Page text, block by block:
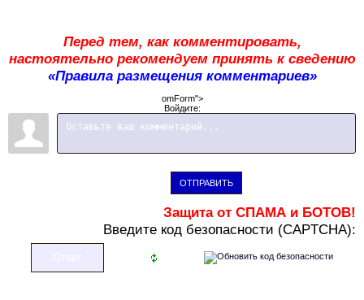
Перед тем, как комментировать,
настоятельно рекомендуем принять к сведению
«Правила размещения комментариев»
omForm">
Войдите:
ОТПРАВИТЬ
Защита от СПАМА и БОТОВ!
Введите код безопасности (CAPTCHA):